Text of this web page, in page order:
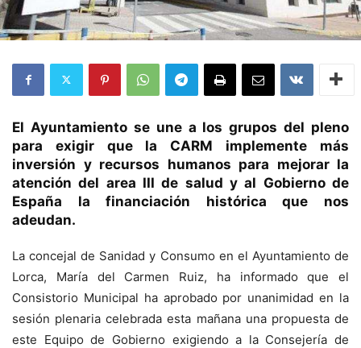
El Ayuntamiento se une a los grupos del pleno
para exigir que la CARM implemente más
inversión y recursos humanos para mejorar la
atención del area III de salud y al Gobierno de
España la financiación histórica que nos
adeudan.
La concejal de Sanidad y Consumo en el Ayuntamiento de
Lorca, María del Carmen Ruiz, ha informado que el
Consistorio Municipal ha aprobado por unanimidad en la
sesión plenaria celebrada esta mañana una propuesta de
este Equipo de Gobierno exigiendo a la Consejería de